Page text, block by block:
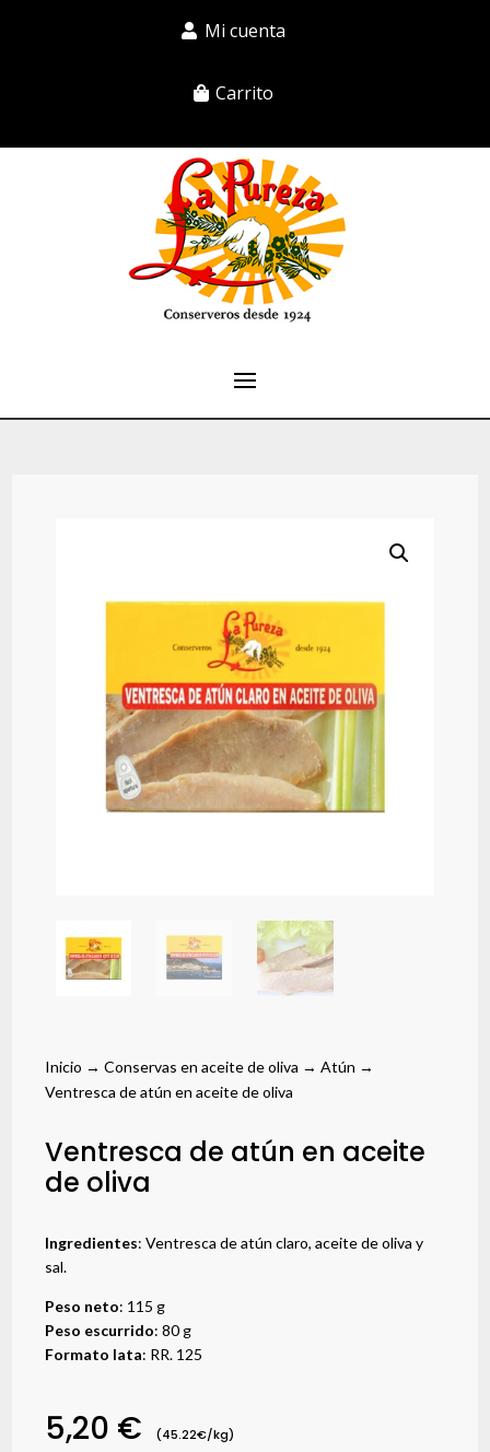
Mi cuenta
Carrito
Inicio →Conservas en aceite de oliva →Atún →
Ventresca de atún en aceite de oliva
Ventresca de atún en aceite
de oliva
Ingredientes: Ventresca de atún claro, aceite de oliva y
sal.
Peso neto: 115 g
Peso escurrido: 80 g
Formato lata: RR. 125
5,20 € (45.22€/kg)